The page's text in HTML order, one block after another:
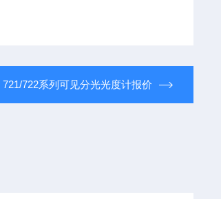
721/722系列可见分光光度计报价